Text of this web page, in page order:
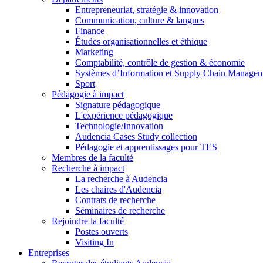
Entrepreneuriat, stratégie & innovation
Communication, culture & langues
Finance
Études organisationnelles et éthique
Marketing
Comptabilité, contrôle de gestion & économie
Systèmes d’Information et Supply Chain
Sport
Pédagogie à impact
Signature pédagogique
L'expérience pédagogique
Technologie/Innovation
Audencia Cases Study collection
Pédagogie et apprentissages pour TES
Membres de la faculté
Recherche à impact
La recherche à Audencia
Les chaires d'Audencia
Contrats de recherche
Séminaires de recherche
Rejoindre la faculté
Postes ouverts
Visiting In
Entreprises